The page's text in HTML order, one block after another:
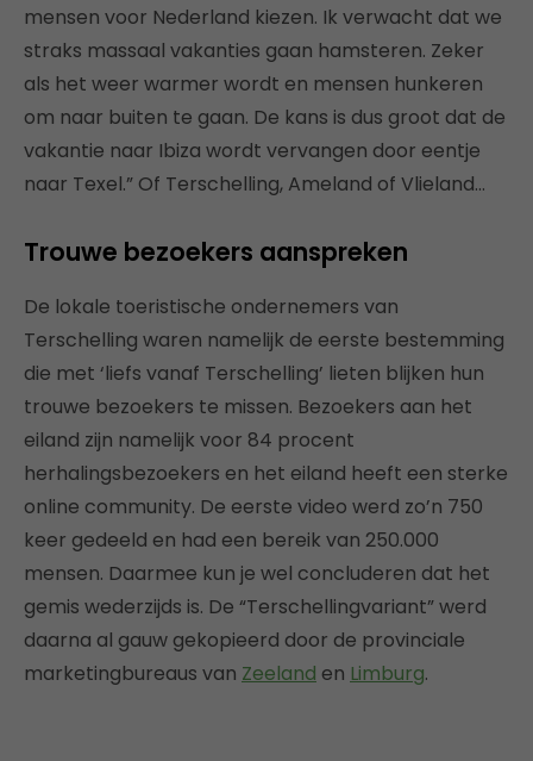
mensen voor Nederland kiezen. Ik verwacht dat we
straks massaal vakanties gaan hamsteren. Zeker
als het weer warmer wordt en mensen hunkeren
om naar buiten te gaan. De kans is dus groot dat de
vakantie naar Ibiza wordt vervangen door eentje
naar Texel.” Of Terschelling, Ameland of Vlieland…
Trouwe bezoekers aanspreken
De lokale toeristische ondernemers van
Terschelling waren namelijk de eerste bestemming
die met ‘liefs vanaf Terschelling’ lieten blijken hun
trouwe bezoekers te missen. Bezoekers aan het
eiland zijn namelijk voor 84 procent
herhalingsbezoekers en het eiland heeft een sterke
online community. De eerste video werd zo’n 750
keer gedeeld en had een bereik van 250.000
mensen. Daarmee kun je wel concluderen dat het
gemis wederzijds is. De “Terschellingvariant” werd
daarna al gauw gekopieerd door de provinciale
marketingbureaus van Zeeland en Limburg.